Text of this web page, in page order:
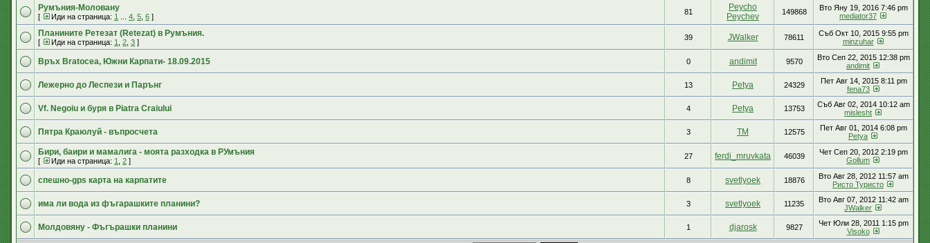
Румъния-Моловану
[ Иди на страница: 1 4 5 6 ]
81
Peycho
Peychev
149868
Вто Яну 19, 2016 7:46 pm
mediator37
Планините Ретезат (Retezat) в Румъния.
[ Иди на страница: 1 2 3 ]
39 JWalker 78611
Съб Окт 10, 2015 9:55 pm
minzuhar
Връх Bratocea, Южни Карпати- 18.09.2015 0 andimit 9570
Вто Сеп 22, 2015 12:38 pm
andimit
Лежерно до Леспези и Парънг 13 Petya 24329
Пет Авг 14, 2015 8:11 pm
fena73
Vf. Negoiu и буря в Piatra Craiului 4 Petya 13753
Съб Авг 02, 2014 10:12 am
mislesht
Пятра Краюлуй - въпросчета 3 TM 12575
Пет Авг 01, 2014 6:08 pm
Petya
Бири, баири и мамалига - моята разходка в РУмъния
[ Иди на страница: 1 2 ]
27 ferdi_mruvkata 46039
Чет Сеп 20, 2012 2:19 pm
Gollum
спешно-gps карта на карпатите 8 svetlyoek 18876
Вто Авг 28, 2012 11:57 am
Ристо Туристо
има ли вода из фъгарашките планини? 3 svetlyoek 11235
Вто Авг 07, 2012 11:42 am
JWalker
Молдовяну - Фъгърашки планини 1 djarosk 9827
Чет Юли 28, 2011 1:15 pm
Visoko